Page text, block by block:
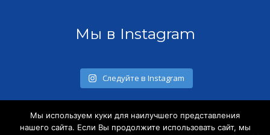
Мы в Instagram
Следуйте в Instagram
Мы используем куки для наилучшего представления
нашего сайта. Если Вы продолжите использовать сайт, мы